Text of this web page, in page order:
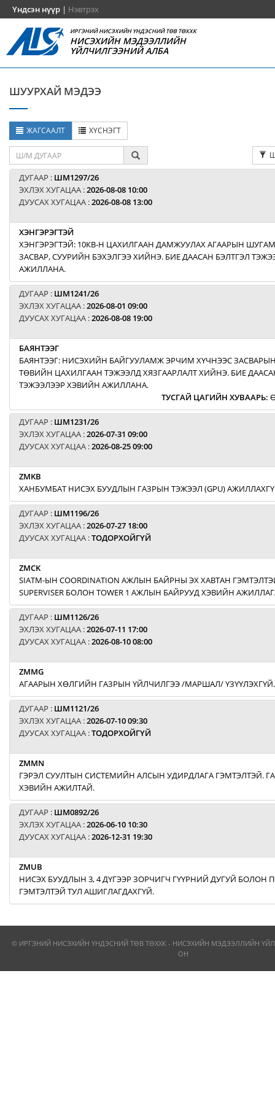
Үндсэн нүүр | Нэвтрэх
ИРГЭНИЙ НИСЭХИЙН ҮНДЭСНИЙ ТӨВ ТӨХХК
НИСЭХИЙН МЭДЭЭЛЛИЙН
ҮЙЛЧИЛГЭЭНИЙ АЛБА
ШУУРХАЙ МЭДЭЭ
ЖАГСААЛТ ХҮСНЭГТ
ДУГААР : ШМ1297/26
ЭХЛЭХ ХУГАЦАА :2026-08-08 10:00
ДУУСАХ ХУГАЦАА :2026-08-08 13:00
ХЭНГЭРЭГТЭЙ
ХЭНГЭРЭГТЭЙ: 10КВ-Н ЦАХИЛГААН ДАМЖУУЛАХ АГААРЫН
ЗАСВАР, СУУРИЙН БЭХЭЛГЭЭ ХИЙНЭ. БИЕ ДААСАН БЭЛТГЭЛ
АЖИЛЛАНА.
ДУГААР : ШМ1241/26
ЭХЛЭХ ХУГАЦАА :2026-08-01 09:00
ДУУСАХ ХУГАЦАА :2026-08-08 19:00
БАЯНТЭЭГ
БАЯНТЭЭГ: НИСЭХИЙН БАЙГУУЛАМЖ ЭРЧИМ ХҮЧНЭЭС
ТӨВИЙН ЦАХИЛГААН ТЭЖЭЭЛД ХЯЗГААРЛАЛТ ХИЙНЭ. БИЕ
ТЭЖЭЭЛЭЭР ХЭВИЙН АЖИЛЛАНА.
ТУСГАЙ ЦАГИЙН ХУВААРЬ:
ДУГААР : ШМ1231/26
ЭХЛЭХ ХУГАЦАА :2026-07-31 09:00
ДУУСАХ ХУГАЦАА :2026-08-25 09:00
ZMKB
ХАНБУМБАТ НИСЭХ БУУДЛЫН ГАЗРЫН ТЭЖЭЭЛ (GPU)
ДУГААР : ШМ1196/26
ЭХЛЭХ ХУГАЦАА :2026-07-27 18:00
ДУУСАХ ХУГАЦАА :ТОДОРХОЙГҮЙ
ZMCK
SIATM-ЫН COORDINATION АЖЛЫН БАЙРНЫ ЭХ ХАВТАН
SUPERVISER БОЛОН TOWER 1 АЖЛЫН БАЙРУУД ХЭВИЙН
ДУГААР : ШМ1126/26
ЭХЛЭХ ХУГАЦАА :2026-07-11 17:00
ДУУСАХ ХУГАЦАА :2026-08-10 08:00
ZMMG
АГААРЫН ХӨЛГИЙН ГАЗРЫН ҮЙЛЧИЛГЭЭ /МАРШАЛ/ ҮЗҮҮЛЭХГҮЙ.
ДУГААР : ШМ1121/26
ЭХЛЭХ ХУГАЦАА :2026-07-10 09:30
ДУУСАХ ХУГАЦАА :ТОДОРХОЙГҮЙ
ZMMN
ГЭРЭЛ СУУЛТЫН СИСТЕМИЙН АЛСЫН УДИРДЛАГА ГЭМТЭЛТЭЙ.
ХЭВИЙН АЖИЛТАЙ.
ДУГААР : ШМ0892/26
ЭХЛЭХ ХУГАЦАА :2026-06-10 10:30
ДУУСАХ ХУГАЦАА :2026-12-31 19:30
ZMUB
НИСЭХ БУУДЛЫН 3, 4 ДҮГЭЭР ЗОРЧИГЧ ГҮҮРНИЙ ДУГУЙ БОЛОН
ГЭМТЭЛТЭЙ ТУЛ АШИГЛАГДАХГҮЙ.
© ИРГЭНИЙ НИСЭХИЙН ҮНДЭСНИЙ ТӨВ ТӨХХК - НИСЭХИЙН МЭДЭЭЛЛИЙН
ОН